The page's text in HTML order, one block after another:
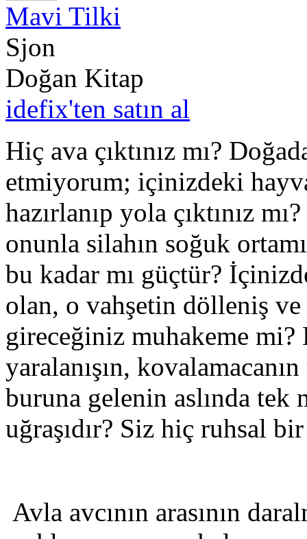
Mavi Tilki
Sjon
Doğan Kitap
idefix'ten satın al
Hiç ava çıktınız mı?
etmiyorum; içinizdeki
hazırlanıp yola çıktınız
onunla silahın soğuk
bu kadar mı güçtür?
olan, o vahşetin dölleniş
gireceğiniz muhakeme
yaralanışın,
buruna gelenin aslında
uğraşıdır? Siz hiç ruhsal bir
Avla avcının arasının